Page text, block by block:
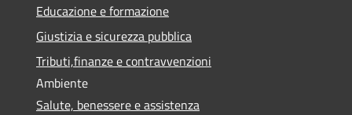
Educazione e formazione
Giustizia e sicurezza pubblica
Tributi,finanze e contravvenzioni
Ambiente
Salute, benessere e assistenza